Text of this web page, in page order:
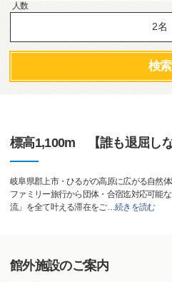
人数
検索
標高1,100m 【誰も退屈し
岐阜県郡上市・ひるがの高原に広がる自然体
ファミリー旅行から団体・合宿迄対応可能
流」を全て叶える滞在をご…続きを読む
館外施設のご案内